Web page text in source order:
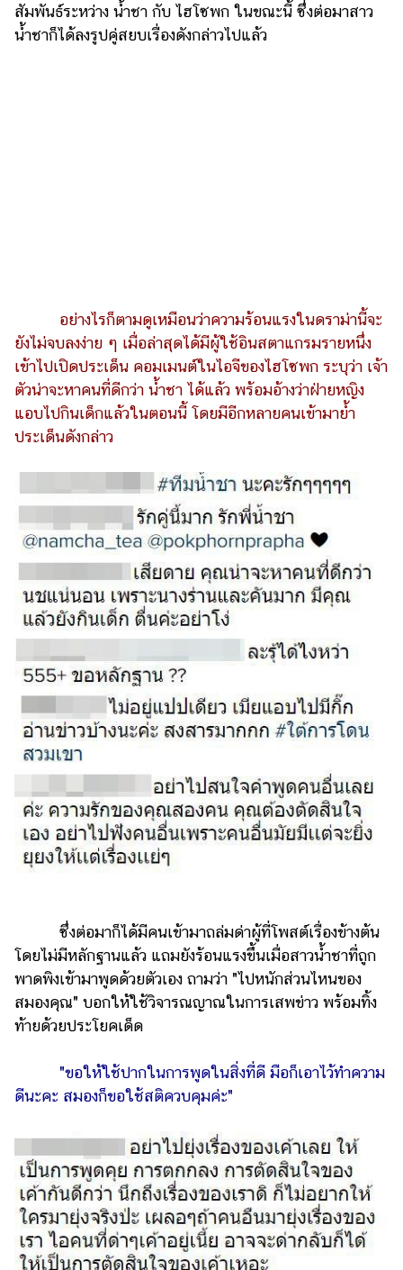
ช้อป
ปิ้ง
ราคา
น้ำมัน
วา
ไร
ตี้
แต่งงาน
แม่
และ
เด็ก
สัตว์
เลี้ยง
Infographic
บริการ
แอปฯ
กระปุก
คอร์ส
ออนไลน์
เรียน
เลข
ออนไลน์
โฆษณา
แจ้ง
ปัญหา
ร่วม
งาน
สัมพันธ์ระหว่าง น้ำชา กับ ไฮโซพก ในขณะนี้ ซึ่งต่อมาสาว
น้ำชาก็ได้ลงรูปคู่สยบเรื่องดังกล่าวไปแล้ว
อย่างไรก็ตามดูเหมือนว่าความร้อนแรงในดราม่านี้จะ
ยังไม่จบลงง่าย ๆ เมื่อล่าสุดได้มีผู้ใช้อินสตาแกรมรายหนึ่ง
เข้าไปเปิดประเด็น คอมเมนต์ในไอจีของไฮโซพก ระบุว่า เจ้า
ตัวน่าจะหาคนที่ดีกว่า น้ำชา ได้แล้ว พร้อมอ้างว่าฝ่ายหญิง
แอบไปกินเด็กแล้วในตอนนี้ โดยมีอีกหลายคนเข้ามาย้ำ
ประเด็นดังกล่าว
ซึ่งต่อมาก็ได้มีคนเข้ามาถล่มด่าผู้ที่โพสต์เรื่องข้างต้น
โดยไม่มีหลักฐานแล้ว แถมยังร้อนแรงขึ้นเมื่อสาวน้ำชาที่ถูก
พาดพิงเข้ามาพูดด้วยตัวเอง ถามว่า "ไปหนักส่วนไหนของ
สมองคุณ" บอกให้ใช้วิจารณญาณในการเสพข่าว พร้อมทิ้ง
ท้ายด้วยประโยคเด็ด
"ขอให้ใช้ปากในการพูดในสิ่งที่ดี มือก็เอาไว้ทำความ
ดีนะคะ สมองก็ขอใช้สติควบคุมค่ะ"